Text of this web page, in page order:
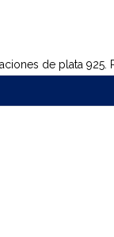
de plata 925.